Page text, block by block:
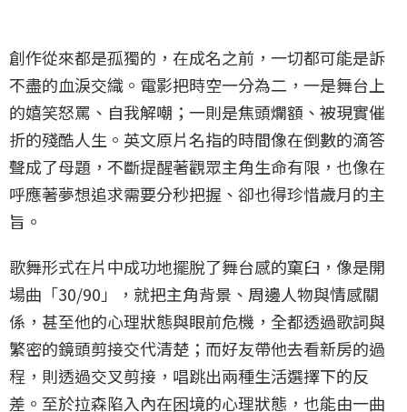
創作從來都是孤獨的，在成名之前，一切都可能是訴
不盡的血淚交織。電影把時空一分為二，一是舞台上
的嬉笑怒罵、自我解嘲；一則是焦頭爛額、被現實催
折的殘酷人生。英文原片名指的時間像在倒數的滴答
聲成了母題，不斷提醒著觀眾主角生命有限，也像在
呼應著夢想追求需要分秒把握、卻也得珍惜歲月的主
旨。
歌舞形式在片中成功地擺脫了舞台感的窠臼，像是開
場曲「30/90」，就把主角背景、周邊人物與情感關
係，甚至他的心理狀態與眼前危機，全都透過歌詞與
繁密的鏡頭剪接交代清楚；而好友帶他去看新房的過
程，則透過交叉剪接，唱跳出兩種生活選擇下的反
差。至於拉森陷入內在困境的心理狀態，也能由一曲